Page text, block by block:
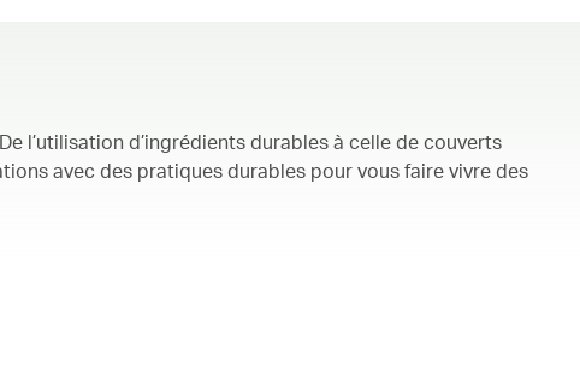
l’utilisation d’ingrédients durables à celle de couverts
avec des pratiques durables pour vous faire vivre des